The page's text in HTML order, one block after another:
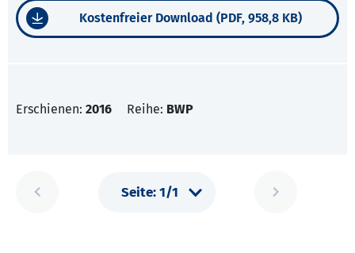
Kostenfreier Download (PDF, 958,8 KB)
Erschienen: 2016 Reihe: BWP